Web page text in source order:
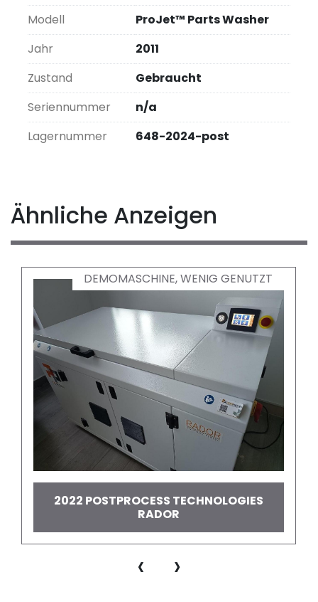
Modell
ProJet™ Parts Washer
Jahr
2011
Zustand
Gebraucht
Seriennummer
n/a
Lagernummer
648-2024-post
Ähnliche Anzeigen
DEMOMASCHINE, WENIG GENUTZT
2022 POSTPROCESS TECHNOLOGIES
RADOR
‹ ›